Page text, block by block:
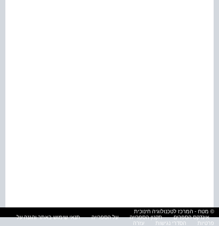
© מטח - המרכז לטכנולוגיה חינוכית
אינדקס הספרים
תקנון הספרייה על הספרייה
תנאי שימוש באתר והגנה על
פרטיות
הסדרי נגישות עזרה